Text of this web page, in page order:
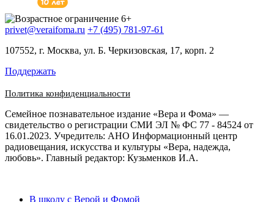
privet@veraifoma.ru +7 (495) 781-97-61
107552, г. Москва, ул. Б. Черкизовская, 17, корп. 2
Поддержать
Политика конфиденциальности
Семейное познавательное издание «Вера и Фома» —
свидетельство о регистрации СМИ ЭЛ № ФС 77 - 84524 от
16.01.2023. Учредитель: АНО Информационный центр
радиовещания, искусства и культуры «Вера, надежда,
любовь». Главный редактор: Кузьменков И.А.
В школу с Верой и Фомой